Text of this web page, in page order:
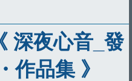
深夜心音_發
作品集 》